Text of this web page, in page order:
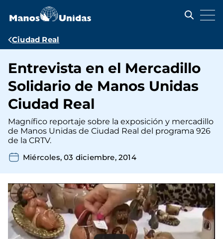
contenido
Ruta
navegación
Ciudad Real
Entrevista en el Mercadillo
Solidario de Manos Unidas
Ciudad Real
Magnífico reportaje sobre la exposición y mercadillo
de Manos Unidas de Ciudad Real del programa 926
de la CRTV.
Miércoles, 03 diciembre, 2014